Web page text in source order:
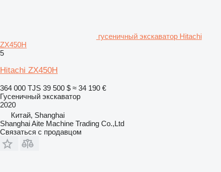
гусеничный экскаватор Hitachi
ZX450H
5
Hitachi ZX450H
364 000 TJS 39 500 $ ≈ 34 190 €
Гусеничный экскаватор
2020
Китай, Shanghai
Shanghai Aite Machine Trading Co.,Ltd
Связаться с продавцом